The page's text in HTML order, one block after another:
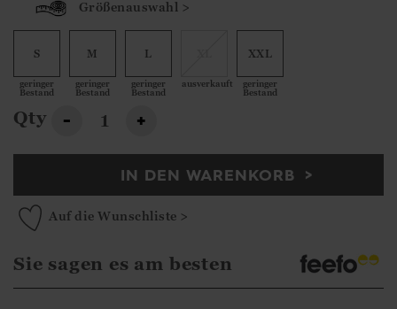
Größenauswahl >
S
geringer
Bestand
M
geringer
Bestand
L
geringer
Bestand
ausverkauft
XXL
geringer
Bestand
Qty - +
IN DEN WARENKORB
Auf die Wunschliste >
Sie sagen es am besten